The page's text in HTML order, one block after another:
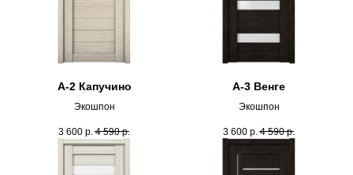
А-2 Капучино
Экошпон
3 600 р. 4 590 р.
А-3 Венге
Экошпон
3 600 р. 4 590 р.